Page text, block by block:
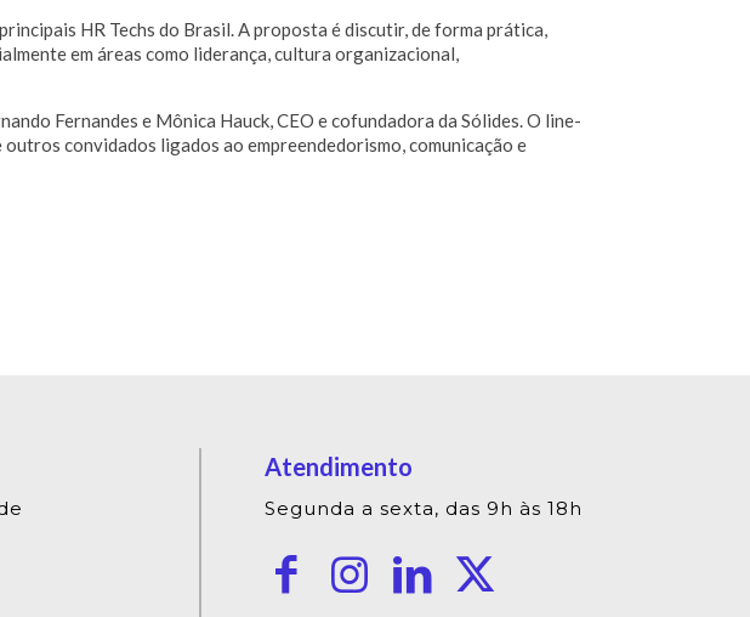
HR Techs do Brasil. A proposta é discutir, de forma prática,
em áreas como liderança, cultura organizacional,
Fernandes e Mônica Hauck, CEO e cofundadora da Sólides. O line-
convidados ligados ao empreendedorismo, comunicação e
Atendimento
Segunda a sexta, das 9h às 18h